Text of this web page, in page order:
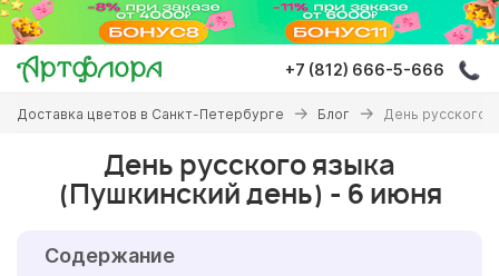
Перейти
основному
содержанию
+7 (812) 666-5-666
Вы
здесь
Доставка цветов в Санкт-Петербурге Блог День русского
День русского языка
(Пушкинский день) - 6 июня
Содержание